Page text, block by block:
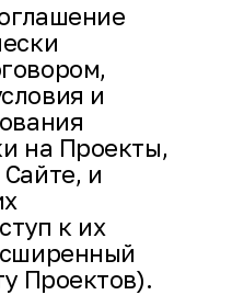
и
на Проекты,
и
к их
Проектов).